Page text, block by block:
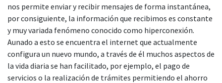
nos permite enviar y recibir mensajes de forma instantánea,
por consiguiente, la información que recibimos es constante
y muy variada fenómeno conocido como hiperconexión.
Aunado a esto se encuentra el internet que actualmente
configura un nuevo mundo, a través de él muchos aspectos de
la vida diaria se han facilitado, por ejemplo, el pago de
servicios o la realización de trámites permitiendo el ahorro